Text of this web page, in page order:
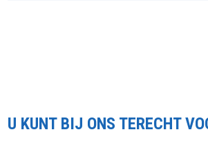
U KUNT BIJ ONS TERECHT